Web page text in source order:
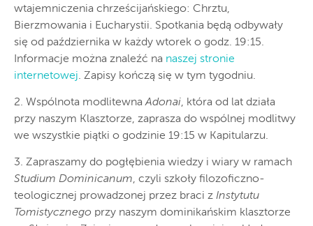
wtajemniczenia chrześcijańskiego: Chrztu,
Bierzmowania i Eucharystii. Spotkania będą odbywały
się od października w każdy wtorek o godz. 19:15.
Informacje można znaleźć na naszej stronie
internetowej. Zapisy kończą się w tym tygodniu.
2. Wspólnota modlitewnaAdonai, która od lat działa
przy naszym Klasztorze, zaprasza do wspólnej modlitwy
we wszystkie piątki o godzinie 19:15 w Kapitularzu.
3. Zapraszamy do pogłębienia wiedzy i wiary w ramach
Studium Dominicanum, czyli szkoły filozoficzno-
teologicznej prowadzonej przez braci z Instytutu
Tomistycznego przy naszym dominikańskim klasztorze